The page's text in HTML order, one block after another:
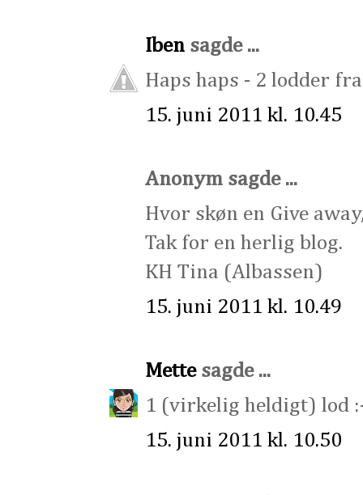
Iben sagde ...
Haps haps - 2 lodder
15. juni 2011 kl. 10.45
Anonym sagde ...
Hvor skøn en Give
Tak for en herlig blog.
KH Tina (Albassen)
15. juni 2011 kl. 10.49
Mettesagde ...
1 (virkelig heldigt) lod
15. juni 2011 kl. 10.50